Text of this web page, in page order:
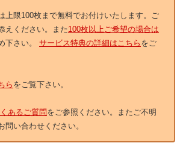
上限100枚まで無料でお付けいたします。ご
えください。また100枚以上ご希望の場合は
下さい。 サービス特典の詳細はこちら をご
らをご覧下さい。
あるご質問をご参照ください。またご不明
問い合わせください。